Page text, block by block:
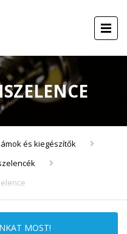
és kiegészítők
MOST!